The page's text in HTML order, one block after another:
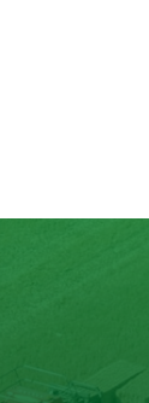
Zusatzstoffe